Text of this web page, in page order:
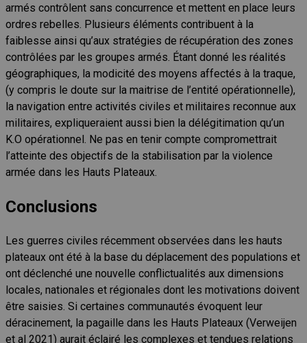
armés contrôlent sans concurrence et mettent en place leurs
ordres rebelles. Plusieurs éléments contribuent à la
faiblesse ainsi qu’aux stratégies de récupération des zones
contrôlées par les groupes armés. Étant donné les réalités
géographiques, la modicité des moyens affectés à la traque,
(y compris le doute sur la maitrise de l’entité opérationnelle),
la navigation entre activités civiles et militaires reconnue aux
militaires, expliqueraient aussi bien la délégitimation qu’un
K.O opérationnel. Ne pas en tenir compte compromettrait
l’atteinte des objectifs de la stabilisation par la violence
armée dans les Hauts Plateaux.
Conclusions
Les guerres civiles récemment observées dans les hauts
plateaux ont été à la base du déplacement des populations et
ont déclenché une nouvelle conflictualités aux dimensions
locales, nationales et régionales dont les motivations doivent
être saisies. Si certaines communautés évoquent leur
déracinement, la pagaille dans les Hauts Plateaux (Verweijen
et al 2021) aurait éclairé les complexes et tendues relations